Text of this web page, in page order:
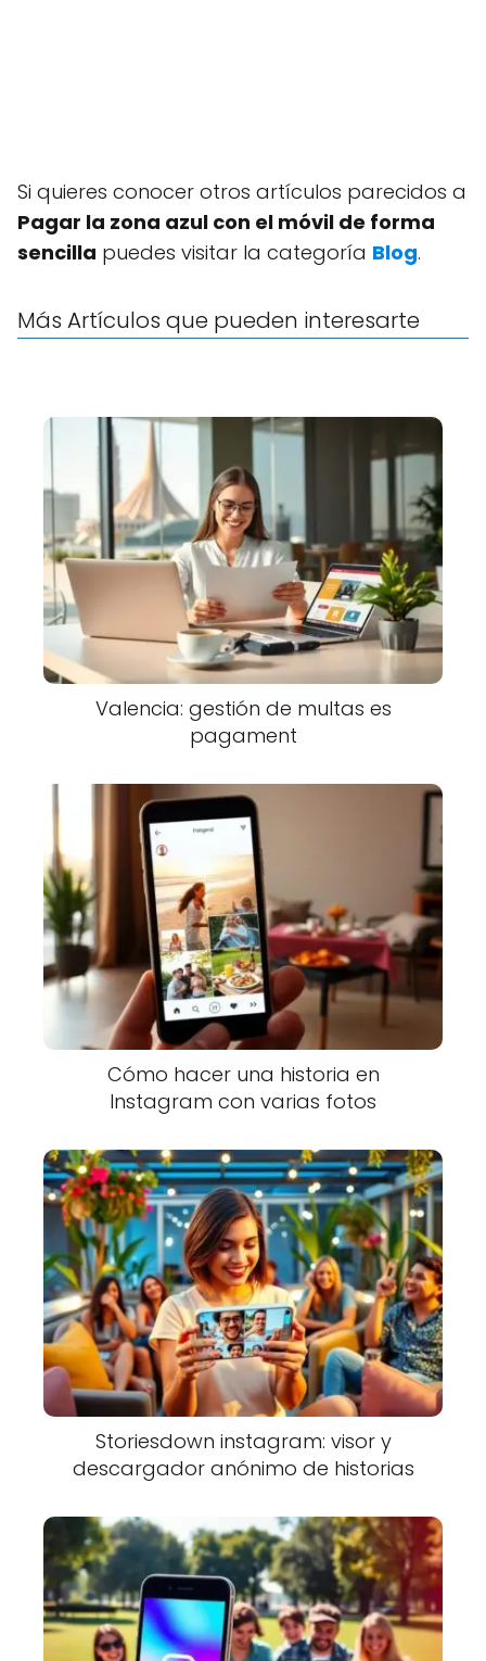
Si quieres conocer otros artículos parecidos a
Pagar la zona azul con el móvil de forma
sencilla puedes visitar la categoría Blog.
Más Artículos que pueden interesarte
Valencia: gestión de multas es
pagament
Cómo hacer una historia en
Instagram con varias fotos
Storiesdown instagram: visor y
descargador anónimo de historias